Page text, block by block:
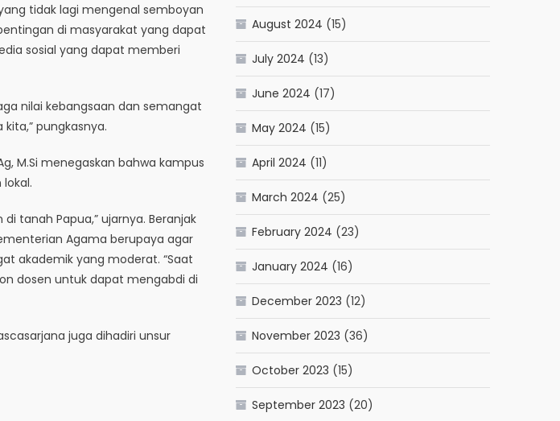
tidak lagi mengenal semboyan
di masyarakat yang dapat
sosial yang dapat memberi
nilai kebangsaan dan semangat
pungkasnya.
M.Si menegaskan bahwa kampus
tanah Papua,” ujarnya. Beranjak
Agama berupaya agar
akademik yang moderat. “Saat
dosen untuk dapat mengabdi di
juga dihadiri unsur
August 2024 (15)
July 2024 (13)
June 2024 (17)
May 2024 (15)
April 2024 (11)
March 2024 (25)
February 2024 (23)
January 2024 (16)
December 2023 (12)
November 2023 (36)
October 2023 (15)
September 2023 (20)